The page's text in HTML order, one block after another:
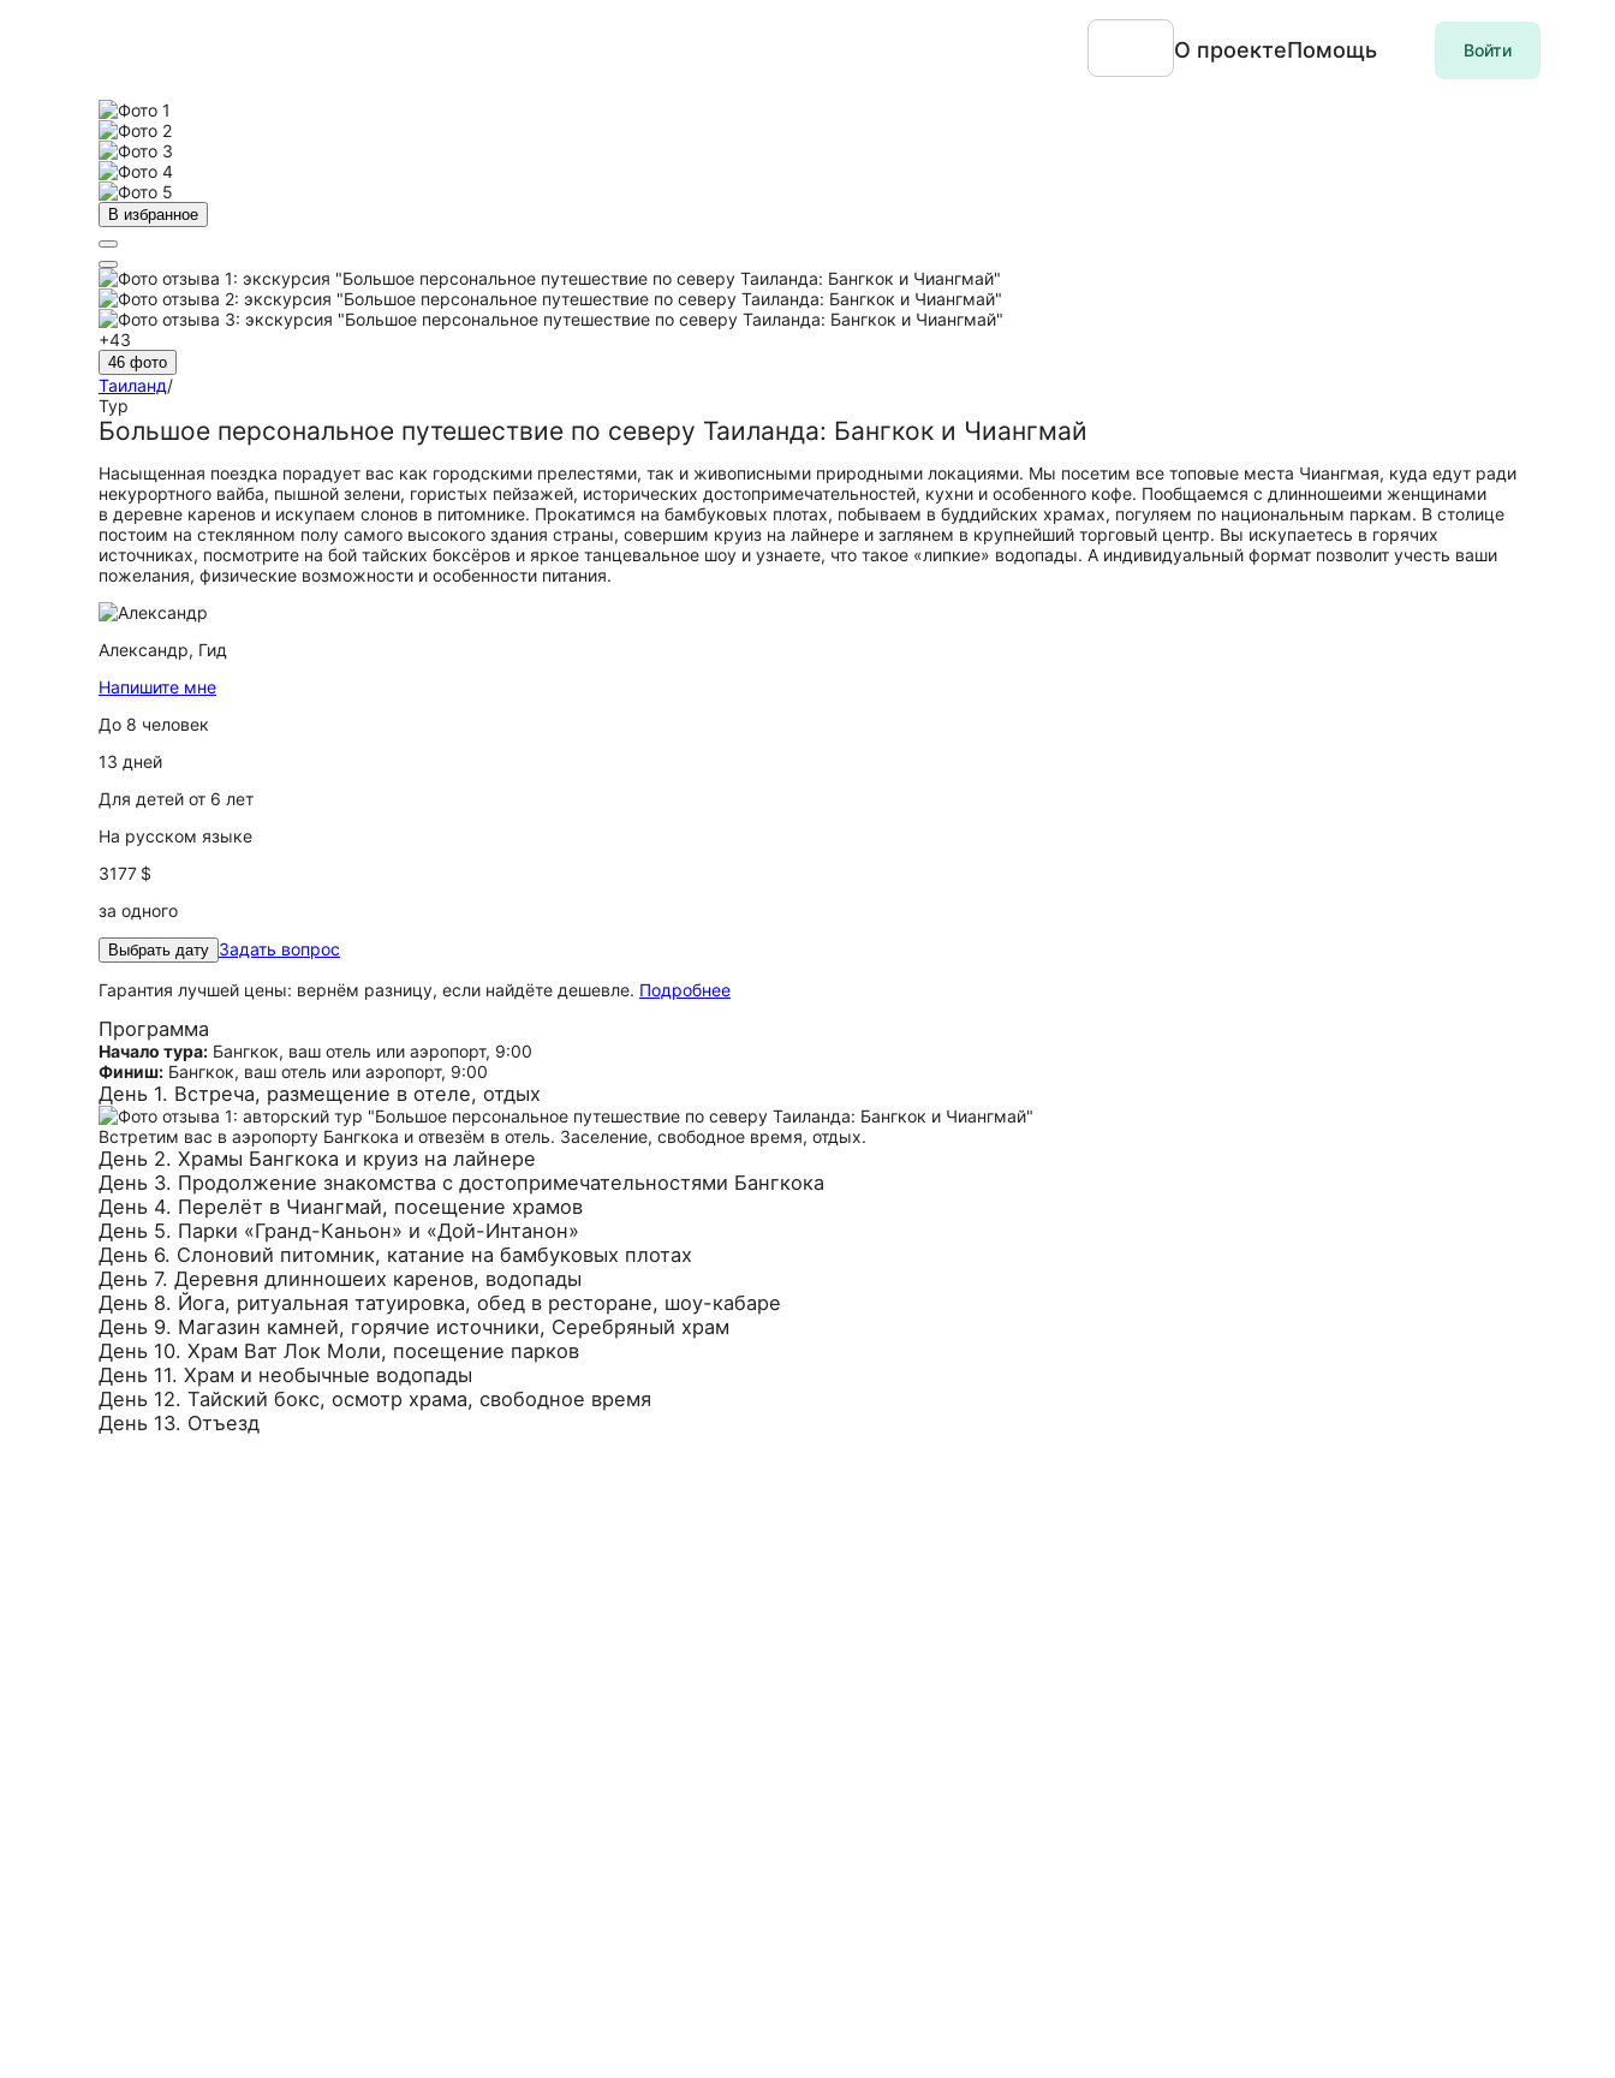
О проектеПомощь Войти
В избранное
+43
46 фото
Таиланд/
Тур
Большое персональное путешествие по северу Таиланда: Бангкок и Чиангмай
Насыщенная поездка порадует вас как городскими прелестями, так и живописными природными локациями. Мы посетим все топовые места Чиангмая, куда едут ради
некурортного вайба, пышной зелени, гористых пейзажей, исторических достопримечательностей, кухни и особенного кофе. Пообщаемся с длинношеими женщинами
в деревне каренов и искупаем слонов в питомнике. Прокатимся на бамбуковых плотах, побываем в буддийских храмах, погуляем по национальным паркам. В столице
постоим на стеклянном полу самого высокого здания страны, совершим круиз на лайнере и заглянем в крупнейший торговый центр. Вы искупаетесь в горячих
источниках, посмотрите на бой тайских боксёров и яркое танцевальное шоу и узнаете, что такое «липкие» водопады. А индивидуальный формат позволит учесть ваши
пожелания, физические возможности и особенности питания.
Александр, Гид
Напишите мне
До 8 человек
13 дней
Для детей от 6 лет
На русском языке
3177 $
за одного
Выбрать дату Задать вопрос
Гарантия лучшей цены: вернём разницу, если найдёте дешевле. Подробнее
Программа
Начало тура: Бангкок, ваш отель или аэропорт, 9:00
Финиш: Бангкок, ваш отель или аэропорт, 9:00
День 1. Встреча, размещение в отеле, отдых
Встретим вас в аэропорту Бангкока и отвезём в отель. Заселение, свободное время, отдых.
День 2. Храмы Бангкока и круиз на лайнере
День 3. Продолжение знакомства с достопримечательностями Бангкока
День 4. Перелёт в Чиангмай, посещение храмов
День 5. Парки «Гранд-Каньон» и «Дой-Интанон»
День 6. Слоновий питомник, катание на бамбуковых плотах
День 7. Деревня длинношеих каренов, водопады
День 8. Йога, ритуальная татуировка, обед в ресторане, шоу-кабаре
День 9. Магазин камней, горячие источники, Серебряный храм
День 10. Храм Ват Лок Моли, посещение парков
День 11. Храм и необычные водопады
День 12. Тайский бокс, осмотр храма, свободное время
День 13. Отъезд